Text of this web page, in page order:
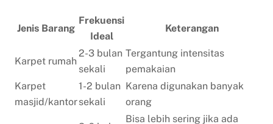
Jenis Barang
Frekuensi
Ideal
Keterangan
Karpet rumah
2-3 bulan
sekali
Tergantung intensitas
pemakaian
Karpet
masjid/kantor
1-2 bulan
sekali
Karena digunakan banyak
orang
Bisa lebih sering jika ada